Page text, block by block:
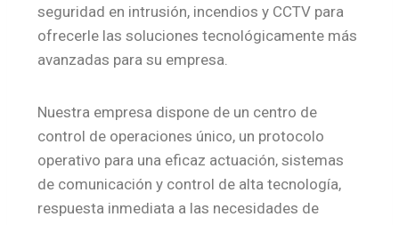
seguridad en intrusión, incendios y CCTV para
ofrecerle las soluciones tecnológicamente más
avanzadas para su empresa.
Nuestra empresa dispone de un centro de
control de operaciones único, un protocolo
operativo para una eficaz actuación, sistemas
de comunicación y control de alta tecnología,
respuesta inmediata a las necesidades de